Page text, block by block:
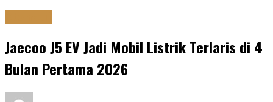
Jaecoo J5 EV Jadi Mobil Listrik Terlaris di 4
Bulan Pertama 2026